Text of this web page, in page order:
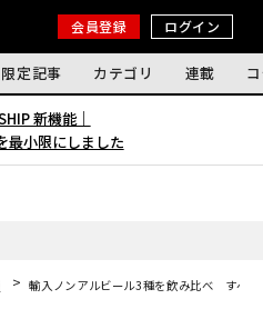
会員登録 ログイン
定記事 カテゴリ 連載
新機能｜
最小限にしました
輸入ノンアルビール3種を飲み比べ すべて